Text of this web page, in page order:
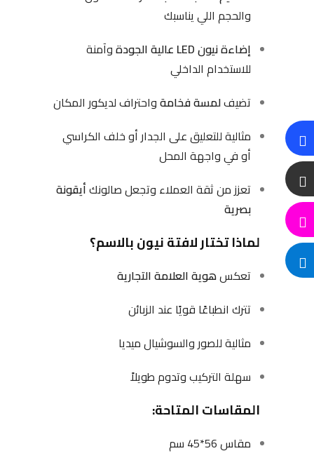
والحجم اللي يناسبك
إضاءة نيون LED عالية الجودة
وآمنة
للاستخدام الداخلي
تضيفلمسة فخامةواحتراف لديكور المكان
مثالية للتعليق على الجدار أو خلف الكراسي
أو في واجهة المحل
تعزز من ثقة العملاء وتجعل صالونكأيقونة
بصرية
لماذا تختار لافتة نيون بالاسم؟
تعكسهوية العلامة التجارية
تترك انطباعًا قويًا عند الزبائن
مثالية للصور والسوشيال ميديا
سهلة التركيب وتدوم طويلاً
المقاسات المتاحة:
مقاس 56*45 سم